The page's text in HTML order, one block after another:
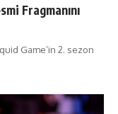
Fragmanını
Game’in 2. sezon